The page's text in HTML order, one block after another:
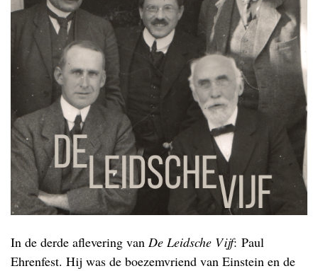
In de derde aflevering van De Leidsche Vijf: Paul
Ehrenfest. Hij was de boezemvriend van Einstein en de